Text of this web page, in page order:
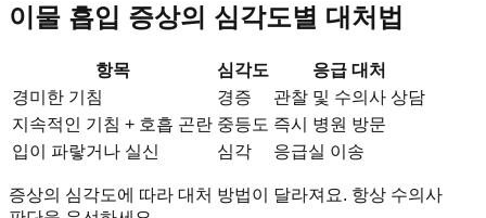
이물 흡입 증상의 심각도별 대처법
항목 심각도
응급 대처
경미한 기침
경증
관찰 및 수의사 상담
지속적인 기침 + 호흡 곤란 중등도 즉시 병원 방문
입이 파랗거나 실신
심각 응급실 이송
증상의 심각도에 따라 대처 방법이 달라져요. 항상 수의사